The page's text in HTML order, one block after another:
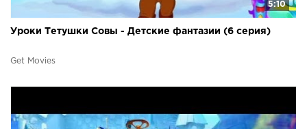
5:10
Уроки Тетушки Совы - Детские фантазии (6 серия)
Get Movies